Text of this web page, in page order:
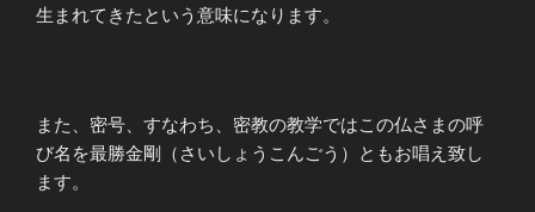
生まれてきたという意味になります。
また、密号、すなわち、密教の教学ではこの仏さまの呼
び名を最勝金剛（さいしょうこんごう）ともお唱え致し
ます。